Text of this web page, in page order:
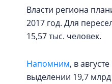
Власти региона
2017 год. Для
15,57 тыс. человек.
Напомним, в
выделении 19,7